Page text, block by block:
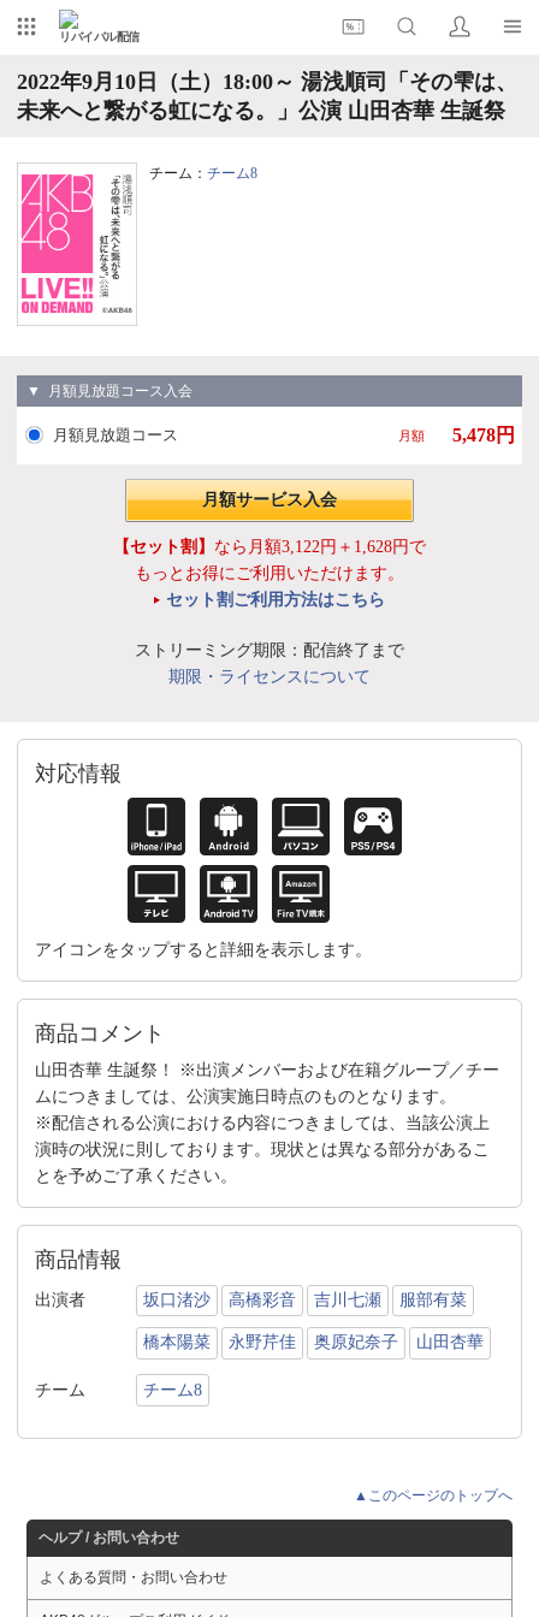
リバイバル配信
2022年9月10日（土）18:00～ 湯浅順司「その雫は、
未来へと繋がる虹になる。」公演 山田杏華 生誕祭
チーム： チーム8
▼ 月額見放題コース入会
月額見放題コース 月額 5,478円
月額サービス入会
【セット割】 なら月額3,122円＋1,628円で
もっとお得にご利用いただけます。
セット割ご利用方法はこちら
ストリーミング期限：配信終了まで
期限・ライセンスについて
対応情報
アイコンをタップすると詳細を表示します。
商品コメント
山田杏華 生誕祭！ ※出演メンバーおよび在籍グループ／チー
ムにつきましては、公演実施日時点のものとなります。
※配信される公演における内容につきましては、当該公演上
演時の状況に則しております。現状とは異なる部分があるこ
とを予めご了承ください。
商品情報
出演者 坂口渚沙 高橋彩音 吉川七瀬 服部有菜
橋本陽菜 永野芹佳 奥原妃奈子 山田杏華
チーム チーム8
▲このページのトップへ
ヘルプ / お問い合わせ
よくある質問・お問い合わせ